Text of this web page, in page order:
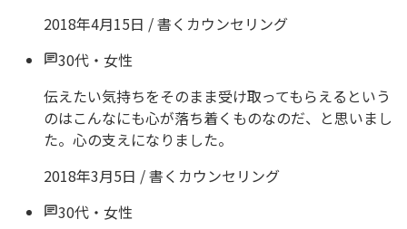
2018年4月15日 /書くカウンセリング
30代 ・ 女性
伝えたい気持ちをそのまま受け取ってもらえるという
のはこんなにも心が落ち着くものなのだ、と思いまし
た。心の支えになりました。
2018年3月5日 /書くカウンセリング
30代 ・ 女性